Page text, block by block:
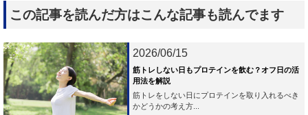
この記事を読んだ方はこんな記事も読んでます
2026/06/15
筋トレしない日もプロテインを飲む？オフ日の活
用法を解説
筋トレをしない日にプロテインを取り入れるべき
かどうかの考え方...